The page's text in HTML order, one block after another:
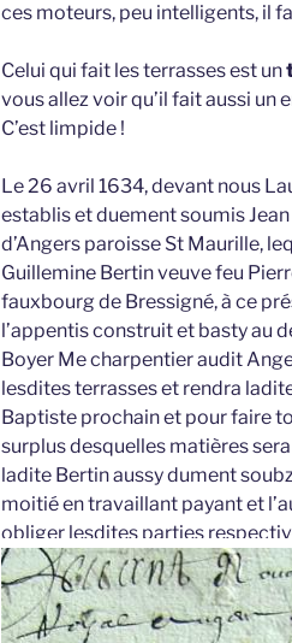
ces moteurs, peu intelligents, il
Celui qui fait les terrasses est un
vous allez voir qu’il fait aussi un
C’est limpide !
Le 26 avril 1634, devant nous
establis et duement soumis
d’Angers paroisse St Maurille,
Guillemine Bertin veuve feu
fauxbourg de Bressigné, à ce
l’appentis construit et basty au
Boyer Me charpentier audit
lesdites terrasses et rendra
Baptiste prochain et pour faire
surplus desquelles matières
ladite Bertin aussy dument
moitié en travaillant payant et
obliger lesdites parties